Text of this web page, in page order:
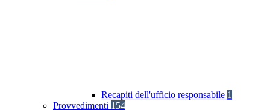
Recapiti dell'ufficio responsabile 1
Provvedimenti 154